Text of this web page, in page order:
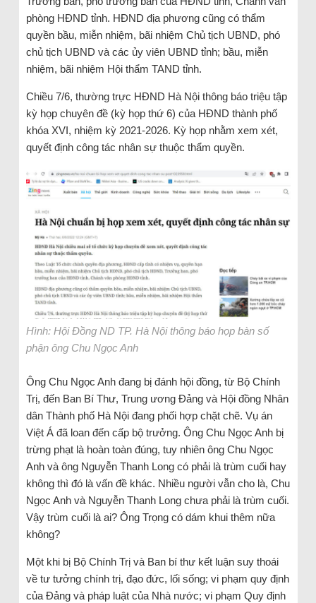
phòng HĐND tỉnh. HĐND địa phương cũng có thẩm
quyền bầu, miễn nhiệm, bãi nhiệm Chủ tịch UBND, phó
chủ tịch UBND và các ủy viên UBND tỉnh; bầu, miễn
nhiệm, bãi nhiệm Hội thẩm TAND tỉnh.
Chiều 7/6, thường trực HĐND Hà Nội thông báo triệu tập
kỳ họp chuyên đề (kỳ họp thứ 6) của HĐND thành phố
khóa XVI, nhiệm kỳ 2021-2026. Kỳ họp nhằm xem xét,
quyết định công tác nhân sự thuộc thẩm quyền.
Hình: Hội Đồng ND TP. Hà Nội thông báo họp bàn số
phận ông Chu Ngọc Anh
Ông Chu Ngọc Anh đang bị đánh hội đồng, từ Bộ Chính
Trị, đến Ban Bí Thư, Trung ương Đảng và Hội đồng Nhân
dân Thành phố Hà Nội đang phối hợp chặt chẽ. Vụ án
Việt Á đã loan đến cấp bộ trưởng. Ông Chu Ngọc Anh bị
trừng phạt là hoàn toàn đúng, tuy nhiên ông Chu Ngọc
Anh và ông Nguyễn Thanh Long có phải là trùm cuối hay
không thì đó là vấn đề khác. Nhiều người vẫn cho là, Chu
Ngọc Anh và Nguyễn Thanh Long chưa phải là trùm cuối.
Vậy trùm cuối là ai? Ông Trọng có dám khui thêm nữa
không?
Một khi bị Bộ Chính Trị và Ban bí thư kết luận suy thoái
về tư tưởng chính trị, đạo đức, lối sống; vi phạm quy định
của Đảng và pháp luật của Nhà nước; vi phạm Quy định